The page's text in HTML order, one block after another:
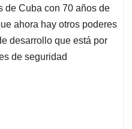
de Cuba con 70 años de
ahora hay otros poderes
desarrollo que está por
de seguridad